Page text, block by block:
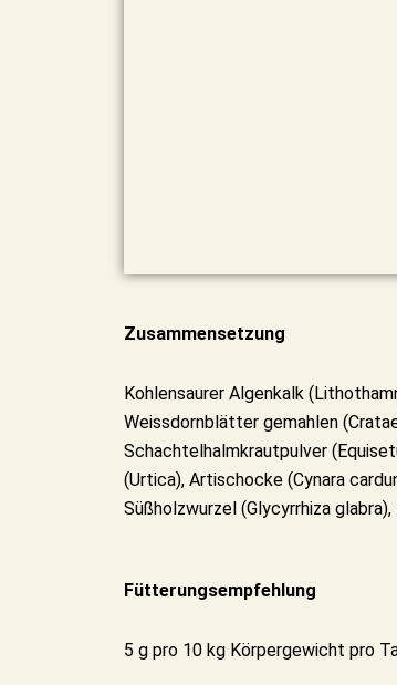
Zusammensetzung
Kohlensaurer Algenkalk
Weissdornblätter gemahlen
Schachtelhalmkrautpulver
(Urtica), Artischocke (Cynara
Süßholzwurzel (Glycyrrhiza
Fütterungsempfehlung
5 g pro 10 kg Körpergewicht pro